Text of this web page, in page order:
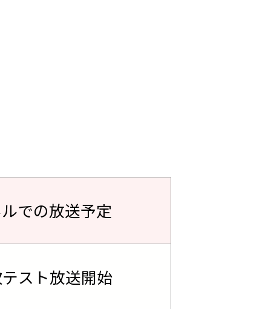
での放送予定
スト放送開始